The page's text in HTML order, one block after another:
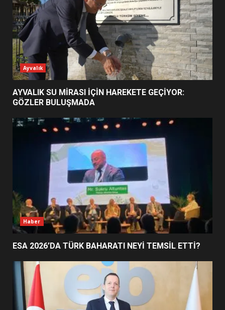
2
ESA 2026’DA TÜRK BAHARATI
NEYİ TEMSİL ETTİ?
3
EİB’DE KRİTİK ATAMA:
SÜRDÜRÜLEBİLİRLİKTE NE
DEĞİŞECEK?
EDREMİT’İN GURURU TÜRKİYE
FİNALİNDE NE BAŞARDI?
5
BALIKESİR MÜZELERİNDE SÜRE
UZATILDI: NE DEĞİŞTİ?
6
BURHANİYE SATRANÇ
TURNUVASI KAYITLARI NEYİ
DEĞİŞTİRİYOR?
Ayvalık
AYVALIK SU MİRASI İÇİN HAREKETE GEÇİYOR:
GÖZLER BULUŞMADA
Haber
ESA 2026’DA TÜRK BAHARATI NEYİ TEMSİL ETTİ?